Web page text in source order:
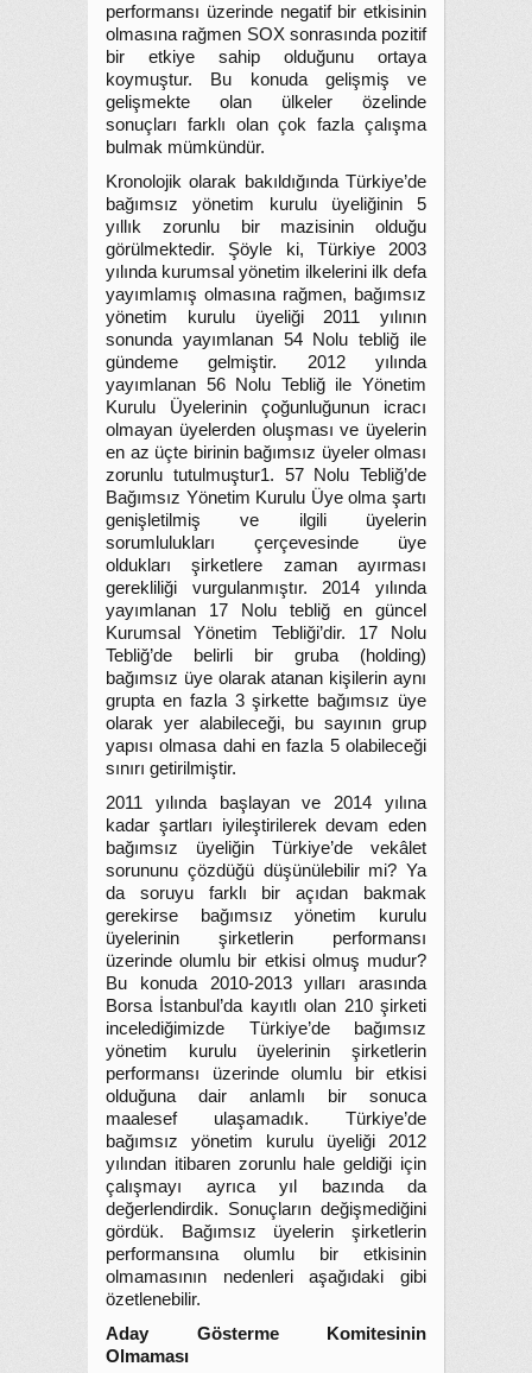
performansı üzerinde negatif bir etkisinin
olmasına rağmen SOX sonrasında pozitif
bir etkiye sahip olduğunu ortaya
koymuştur. Bu konuda gelişmiş ve
gelişmekte olan ülkeler özelinde
sonuçları farklı olan çok fazla çalışma
bulmak mümkündür.
Kronolojik olarak bakıldığında Türkiye’de
bağımsız yönetim kurulu üyeliğinin 5
yıllık zorunlu bir mazisinin olduğu
görülmektedir. Şöyle ki, Türkiye 2003
yılında kurumsal yönetim ilkelerini ilk defa
yayımlamış olmasına rağmen, bağımsız
yönetim kurulu üyeliği 2011 yılının
sonunda yayımlanan 54 Nolu tebliğ ile
gündeme gelmiştir. 2012 yılında
yayımlanan 56 Nolu Tebliğ ile Yönetim
Kurulu Üyelerinin çoğunluğunun icracı
olmayan üyelerden oluşması ve üyelerin
en az üçte birinin bağımsız üyeler olması
zorunlu tutulmuştur1. 57 Nolu Tebliğ’de
Bağımsız Yönetim Kurulu Üye olma şartı
genişletilmiş ve ilgili üyelerin
sorumlulukları çerçevesinde üye
oldukları şirketlere zaman ayırması
gerekliliği vurgulanmıştır. 2014 yılında
yayımlanan 17 Nolu tebliğ en güncel
Kurumsal Yönetim Tebliği’dir. 17 Nolu
Tebliğ’de belirli bir gruba (holding)
bağımsız üye olarak atanan kişilerin aynı
grupta en fazla 3 şirkette bağımsız üye
olarak yer alabileceği, bu sayının grup
yapısı olmasa dahi en fazla 5 olabileceği
sınırı getirilmiştir.
2011 yılında başlayan ve 2014 yılına
kadar şartları iyileştirilerek devam eden
bağımsız üyeliğin Türkiye’de vekâlet
sorununu çözdüğü düşünülebilir mi? Ya
da soruyu farklı bir açıdan bakmak
gerekirse bağımsız yönetim kurulu
üyelerinin şirketlerin performansı
üzerinde olumlu bir etkisi olmuş mudur?
Bu konuda 2010-2013 yılları arasında
Borsa İstanbul’da kayıtlı olan 210 şirketi
incelediğimizde Türkiye’de bağımsız
yönetim kurulu üyelerinin şirketlerin
performansı üzerinde olumlu bir etkisi
olduğuna dair anlamlı bir sonuca
maalesef ulaşamadık. Türkiye’de
bağımsız yönetim kurulu üyeliği 2012
yılından itibaren zorunlu hale geldiği için
çalışmayı ayrıca yıl bazında da
değerlendirdik. Sonuçların değişmediğini
gördük. Bağımsız üyelerin şirketlerin
performansına olumlu bir etkisinin
olmamasının nedenleri aşağıdaki gibi
özetlenebilir.
Aday Gösterme Komitesinin
Olmaması